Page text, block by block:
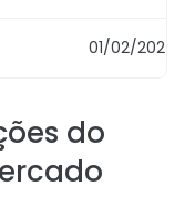
01/02/2024
do